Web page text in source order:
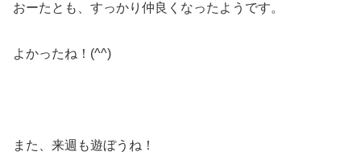
おーたとも、すっかり仲良くなったようです。
よかったね！(^^)
また、来週も遊ぼうね！